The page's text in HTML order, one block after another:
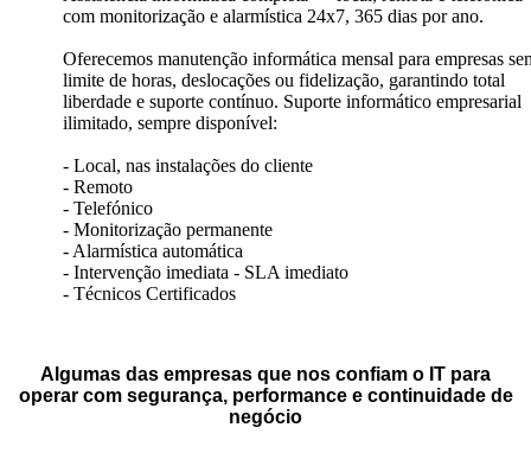
com monitorização e alarmística 24x7, 365 dias por ano.
Oferecemos manutenção informática mensal para empresas
limite de horas, deslocações ou fidelização, garantindo total
liberdade e suporte contínuo. Suporte informático empresarial
ilimitado, sempre disponível:
- Local, nas instalações do cliente
- Remoto
- Telefónico
- Monitorização permanente
- Alarmística automática
- Intervenção imediata - SLA imediato
- Técnicos Certificados
Algumas das empresas que nos confiam o IT para
operar com segurança, performance e continuidade de
negócio